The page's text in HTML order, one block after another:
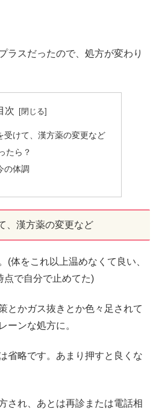
ラスだったので、処方が変わり
次
受けて、漢方薬の変更など
たら？
の体調
、漢方薬の変更など
(体をこれ以上温めなくて良い、
点で自分で止めてた)
とかガス抜きとか色々足されて
ーンな処方に。
省略です。あまり押すと良くな
され、あとは再診または電話相